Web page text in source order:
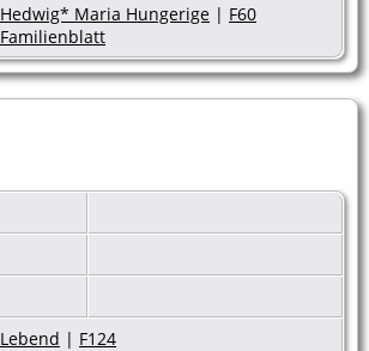
Hedwig* Maria Hungerige | F60
Familienblatt
Lebend | F124